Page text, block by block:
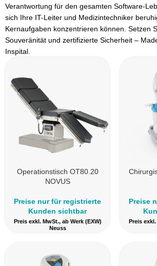
Verantwortung für den gesamten Software-
sich Ihre IT-Leiter und Medizintechniker
Kernaufgaben konzentrieren können. Setzen
Souveränität und zertifizierte Sicherheit –
Inspital.
Operationstisch OT80.20
NOVUS
Preise nur für registrierte
Kunden sichtbar
Preis exkl. MwSt., ab Werk (EXW)
Neuss
Preise
Preis